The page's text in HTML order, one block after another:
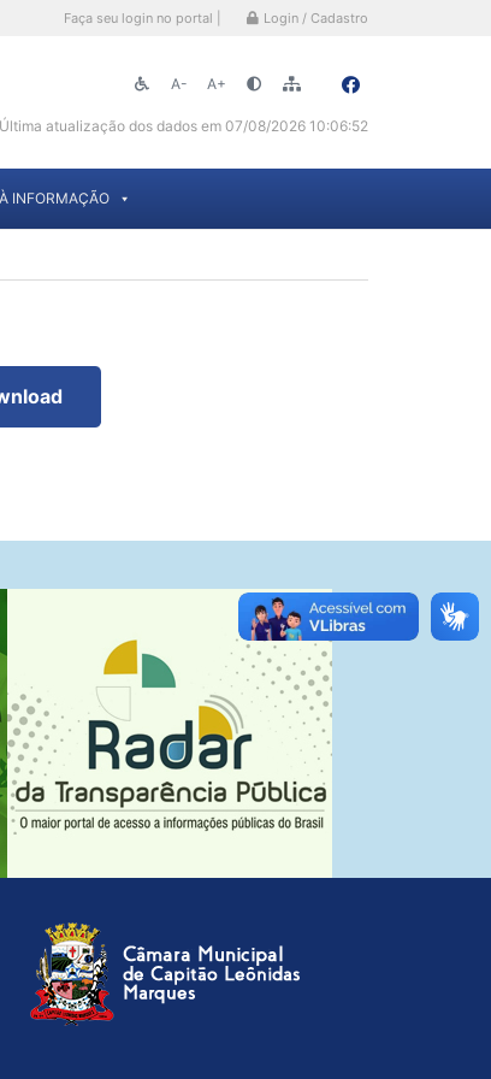
Faça seu login no portal | Login / Cadastro
A- A+
Última atualização dos dados em 07/08/2026 10:06:52
INFORMAÇÃO